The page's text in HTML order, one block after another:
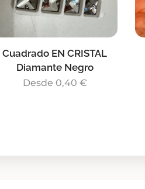
Cuadrado EN CRISTAL
Diamante Negro
Desde 0,40 €